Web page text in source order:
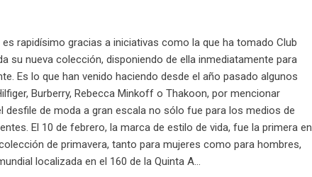
rapidísimo gracias a iniciativas como la que ha tomado Club
su nueva colección, disponiendo de ella inmediatamente para
Es lo que han venido haciendo desde el año pasado algunos
Burberry, Rebecca Minkoff o Thakoon, por mencionar
de moda a gran escala no sólo fue para los medios de
El 10 de febrero, la marca de estilo de vida, fue la primera en
de primavera, tanto para mujeres como para hombres,
localizada en el 160 de la Quinta A...